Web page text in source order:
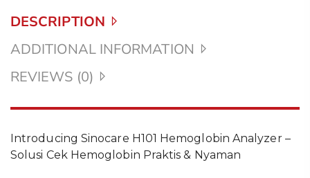
DESCRIPTION
ADDITIONAL INFORMATION
REVIEWS (0)
Introducing Sinocare H101 Hemoglobin Analyzer –
Solusi Cek Hemoglobin Praktis & Nyaman